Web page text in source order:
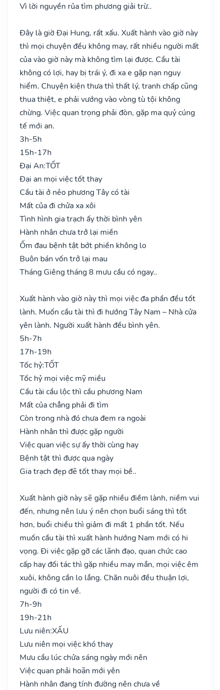
Vì lời nguyền rủa tìm phương giải trừ..
Đây là giờ Đại Hung, rất xấu. Xuất hành vào giờ này
thì mọi chuyện đều không may, rất nhiều người mất
của vào giờ này mà không tìm lại được. Cầu tài
không có lợi, hay bị trái ý, đi xa e gặp nạn nguy
hiểm. Chuyện kiện thưa thì thất lý, tranh chấp cũng
thua thiệt, e phải vướng vào vòng tù tội không
chừng. Việc quan trọng phải đòn, gặp ma quỷ cúng
tế mới an.
3h-5h
15h-17h
Đại An:TỐT
Đại an mọi việc tốt thay
Cầu tài ở nẻo phương Tây có tài
Mất của đi chửa xa xôi
Tình hình gia trạch ấy thời bình yên
Hành nhân chưa trở lại miền
Ốm đau bệnh tật bớt phiền không lo
Buôn bán vốn trở lại mau
Tháng Giêng tháng 8 mưu cầu có ngay..
Xuất hành vào giờ này thì mọi việc đa phần đều tốt
lành. Muốn cầu tài thì đi hướng Tây Nam – Nhà cửa
yên lành. Người xuất hành đều bình yên.
5h-7h
17h-19h
Tốc hỷ:TỐT
Tốc hỷ mọi việc mỹ miều
Cầu tài cầu lộc thì cầu phương Nam
Mất của chẳng phải đi tìm
Còn trong nhà đó chưa đem ra ngoài
Hành nhân thì được gặp người
Việc quan việc sự ấy thời cùng hay
Bệnh tật thì được qua ngày
Gia trạch đẹp đẽ tốt thay mọi bề..
Xuất hành giờ này sẽ gặp nhiều điềm lành, niềm vui
đến, nhưng nên lưu ý nên chọn buổi sáng thì tốt
hơn, buổi chiều thì giảm đi mất 1 phần tốt. Nếu
muốn cầu tài thì xuất hành hướng Nam mới có hi
vọng. Đi việc gặp gỡ các lãnh đạo, quan chức cao
cấp hay đối tác thì gặp nhiều may mắn, mọi việc êm
xuôi, không cần lo lắng. Chăn nuôi đều thuận lợi,
người đi có tin về.
7h-9h
19h-21h
Lưu niên:XẤU
Lưu niên mọi việc khó thay
Mưu cầu lúc chửa sáng ngày mới nên
Việc quan phải hoãn mới yên
Hành nhân đang tính đường nên chưa về